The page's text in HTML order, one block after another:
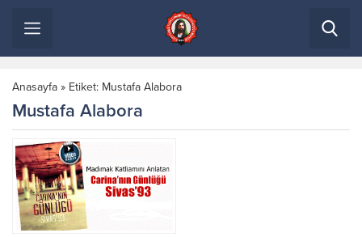
Anasayfa » Etiket: Mustafa Alabora
Mustafa Alabora